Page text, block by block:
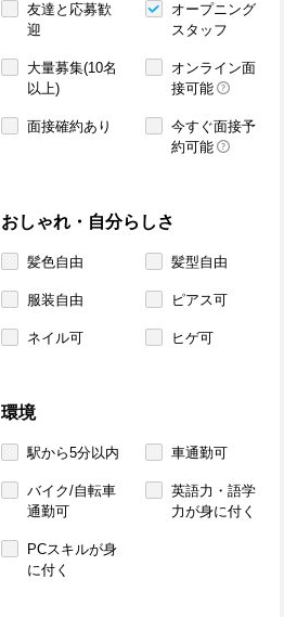
友達と応募歓
迎
オープニング
スタッフ
大量募集(10名
以上)
オンライン面
接可能
面接確約あり
今すぐ面接予
約可能
おしゃれ・自分らしさ
髪色自由 髪型自由
服装自由 ピアス可
ネイル可 ヒゲ可
環境
駅から5分以内 車通勤可
バイク/自転車
通勤可
英語力・語学
力が身に付く
PCスキルが身
に付く